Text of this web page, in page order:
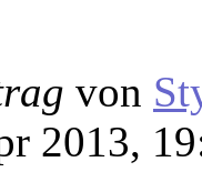
von
2013,